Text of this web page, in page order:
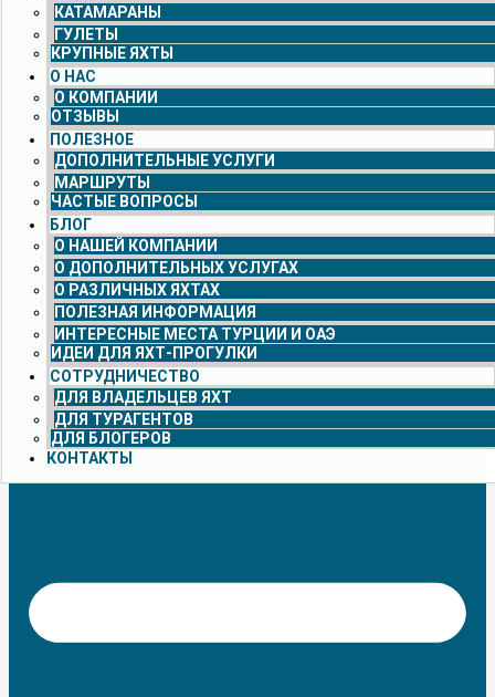
КАТАМАРАНЫ
ГУЛЕТЫ
КРУПНЫЕ ЯХТЫ
О НАС
О КОМПАНИИ
ОТЗЫВЫ
ПОЛЕЗНОЕ
ДОПОЛНИТЕЛЬНЫЕ УСЛУГИ
МАРШРУТЫ
ЧАСТЫЕ ВОПРОСЫ
БЛОГ
О НАШЕЙ КОМПАНИИ
О ДОПОЛНИТЕЛЬНЫХ УСЛУГАХ
О РАЗЛИЧНЫХ ЯХТАХ
ПОЛЕЗНАЯ ИНФОРМАЦИЯ
ИНТЕРЕСНЫЕ МЕСТА ТУРЦИИ И ОАЭ
ИДЕИ ДЛЯ ЯХТ-ПРОГУЛКИ
СОТРУДНИЧЕСТВО
ДЛЯ ВЛАДЕЛЬЦЕВ ЯХТ
ДЛЯ ТУРАГЕНТОВ
ДЛЯ БЛОГЕРОВ
КОНТАКТЫ